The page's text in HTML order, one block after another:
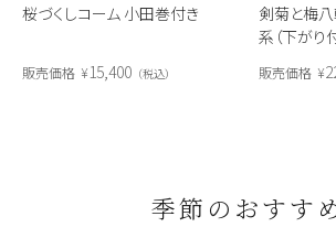
桜づくしコーム 小田巻付き
販売価格 ¥15,400 税込
剣菊と梅
系（下がり
販売価格 ¥
季節のおすす